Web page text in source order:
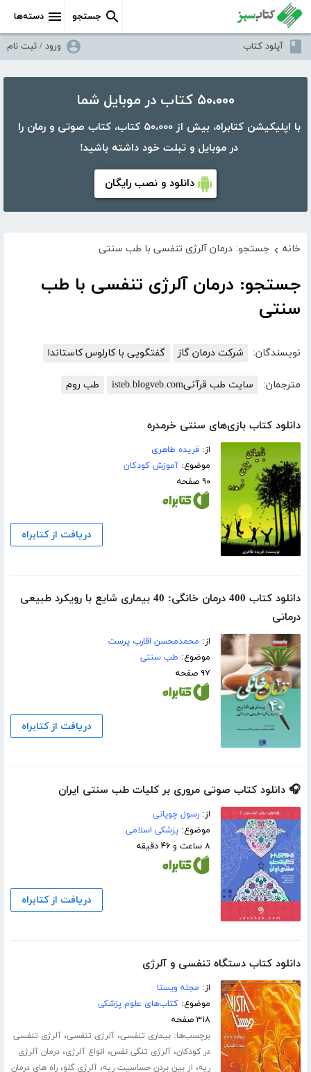
دسته‌ها جستجو
آپلود کتاب ورود / ثبت نام
۵۰،۰۰۰ کتاب در موبایل شما
با اپلیکیشن کتابراه، بیش از ۵۰،۰۰۰ کتاب، کتاب صوتی و رمان را
در موبایل و تبلت خود داشته باشید!
دانلود و نصب رایگان
خانه › جستجو: درمان آلرژی تنفسی با طب سنتی
جستجو: درمان آلرژی تنفسی با طب
سنتی
نویسندگان: شرکت درمان گاز گفتگویی با کارلوس کاستاندا
مترجمان: سایت طب قرآنیisteb.blogveb.com طب روم
دانلود کتاب بازی‌های سنتی خرمدره
از:فریده طاهری
موضوع:آموزش کودکان
۹۰ صفحه
دریافت از کتابراه
دانلود کتاب 400 درمان‌ خانگی: 40 بیماری شایع با رویکرد طبیعی
درمانی
از: محمدمحسن اقارب پرست
موضوع: طب سنتی
۹۷ صفحه
دریافت از کتابراه
🎧 دانلود کتاب صوتی مروری بر کلیات طب سنتی ایران
از:رسول چوپانی
موضوع:پزشکی اسلامی
۸ ساعت و ۴۶ دقیقه
دریافت از کتابراه
دانلود کتاب دستگاه تنفسی و آلرژی
از: مجله ویستا
موضوع:کتاب‌های علوم پزشکی
۳۱۸ صفحه
برچسب‌ها:بیماری تنفسی،آلرژی تنفسی،آلرژی تنفسی
در کودکان،آلرژی تنگی نفس، انواع آلرژی،درمان آلرژی
ریه، از بین بردن حساسیت ریه،آلرژی گلو،راه های درمان